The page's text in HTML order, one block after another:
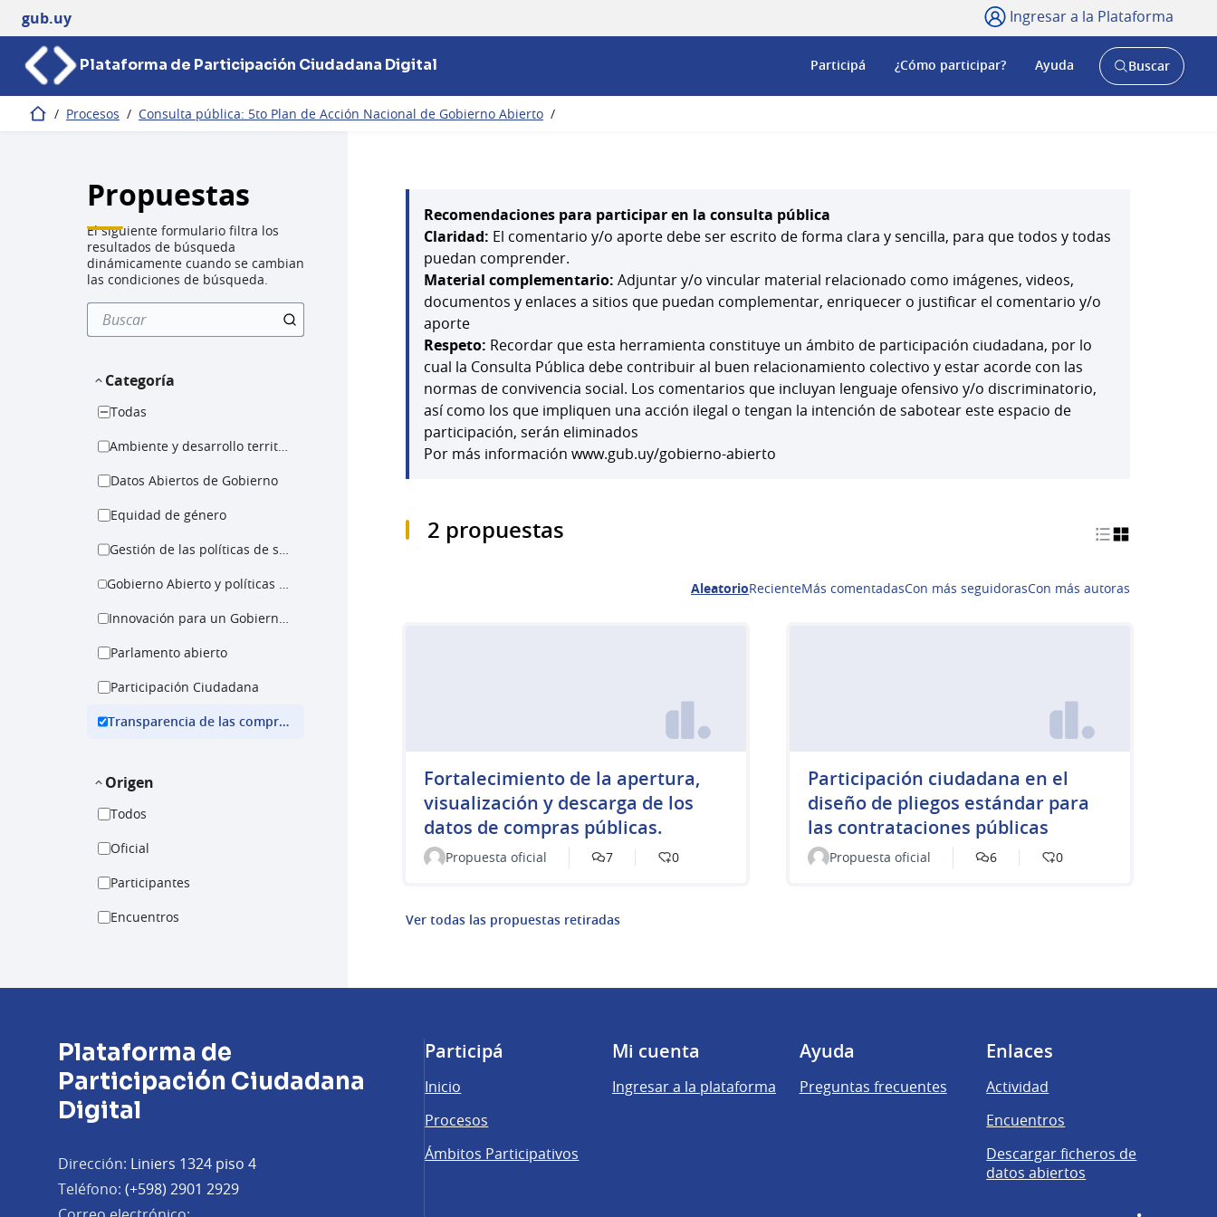
gub.uy Ingresar a la Plataforma
Plataforma de Participación Ciudadana Digital Participá ¿Cómo participar? Ayuda
AbrirBuscar
Inicio / Procesos / Consulta pública: 5to Plan de Acción Nacional de Gobierno Abierto /
Propuestas
El siguiente formulario filtra los
resultados de búsqueda
dinámicamente cuando se cambian
las condiciones de búsqueda.
Categoría
Todas
Ambiente y desarrollo territorial
Datos Abiertos de Gobierno
Equidad de género
Gestión de las políticas de salud
Gobierno Abierto y políticas para la igualdad
Innovación para un Gobierno Abierto
Parlamento abierto
Participación Ciudadana
Transparencia de las compras públicas
Origen
Todos
Oficial
Participantes
Encuentros
Recomendaciones para participar en la consulta pública
Claridad: El comentario y/o aporte debe ser escrito de forma clara y sencilla, para que todos y todas
puedan comprender.
Material complementario: Adjuntar y/o vincular material relacionado como imágenes, videos,
documentos y enlaces a sitios que puedan complementar, enriquecer o justificar el comentario y/o
aporte
Respeto: Recordar que esta herramienta constituye un ámbito de participación ciudadana, por lo
cual la Consulta Pública debe contribuir al buen relacionamiento colectivo y estar acorde con las
normas de convivencia social. Los comentarios que incluyan lenguaje ofensivo y/o discriminatorio,
así como los que impliquen una acción ilegal o tengan la intención de sabotear este espacio de
participación, serán eliminados
Por más información www.gub.uy/gobierno-abierto
2 propuestas
AleatorioRecienteMás comentadasCon más seguidorasCon más autoras
Fortalecimiento de la apertura,
visualización y descarga de los
datos de compras públicas.
Propuesta oficial 7 0
Participación ciudadana en el
diseño de pliegos estándar para
las contrataciones públicas
Propuesta oficial 6 0
Ver todas las propuestas retiradas
Plataforma de
Participación Ciudadana
Digital
Dirección: Liniers 1324 piso 4
Teléfono: (+598) 2901 2929
Participá
Inicio
Procesos
Ámbitos Participativos
Mi cuenta
Ingresar a la plataforma
Ayuda
Preguntas frecuentes
Enlaces
Actividad
Encuentros
Descargar ficheros de
datos abiertos